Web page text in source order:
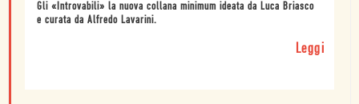
Gli «Introvabili» la nuova collana minimum ideata da Luca Briasco
e curata da Alfredo Lavarini.
Leggi